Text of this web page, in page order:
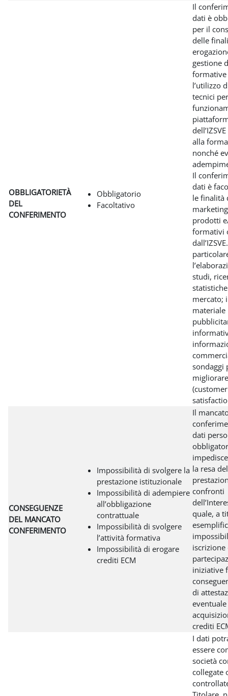
OBBLIGATORIETÀ
DEL
CONFERIMENTO
Obbligatorio
Facoltativo
Il
dati è
per il
delle
gestione
l’utilizzo
tecnici
alla
nonché
Il
dati è
le finalità
prodotti
formativi
studi,
mercato;
materiale
sondaggi
(customer
CONSEGUENZE
DEL MANCATO
CONFERIMENTO
Impossibilità di svolgere la
prestazione istituzionale
Impossibilità di adempiere
all’obbligazione
contrattuale
Impossibilità di svolgere
l’attività formativa
Impossibilità di erogare
crediti ECM
Il
dati
la resa
confronti
quale, a
iscrizione
iniziative
di
eventuale
crediti
I dati
essere
società
collegate